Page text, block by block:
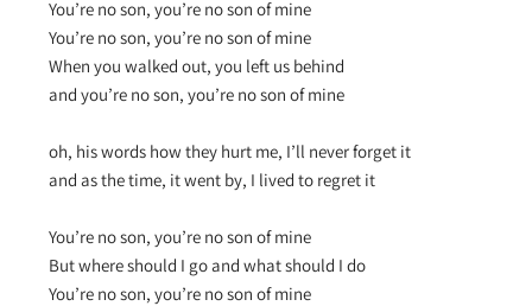
You’re no son, you’re no son of mine
You’re no son, you’re no son of mine
When you walked out, you left us behind
and you’re no son, you’re no son of mine
oh, his words how they hurt me, I’ll never forget it
and as the time, it went by, I lived to regret it
You’re no son, you’re no son of mine
But where should I go and what should I do
You’re no son, you’re no son of mine